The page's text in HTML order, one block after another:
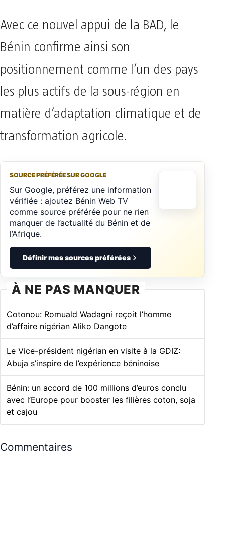
Avec ce nouvel appui de la BAD, le
Bénin confirme ainsi son
positionnement comme l’un des pays
les plus actifs de la sous-région en
matière d’adaptation climatique et de
transformation agricole.
SOURCE PRÉFÉRÉE SUR GOOGLE
Sur Google, préférez une information
vérifiée : ajoutez Bénin Web TV
comme source préférée pour ne rien
manquer de l’actualité du Bénin et de
l’Afrique.
Définir mes sources préférées
À NE PAS MANQUER
Cotonou: Romuald Wadagni reçoit l’homme
d’affaire nigérian Aliko Dangote
Le Vice-président nigérian en visite à la GDIZ:
Abuja s’inspire de l’expérience béninoise
Bénin: un accord de 100 millions d’euros conclu
avec l’Europe pour booster les filières coton, soja
et cajou
Commentaires